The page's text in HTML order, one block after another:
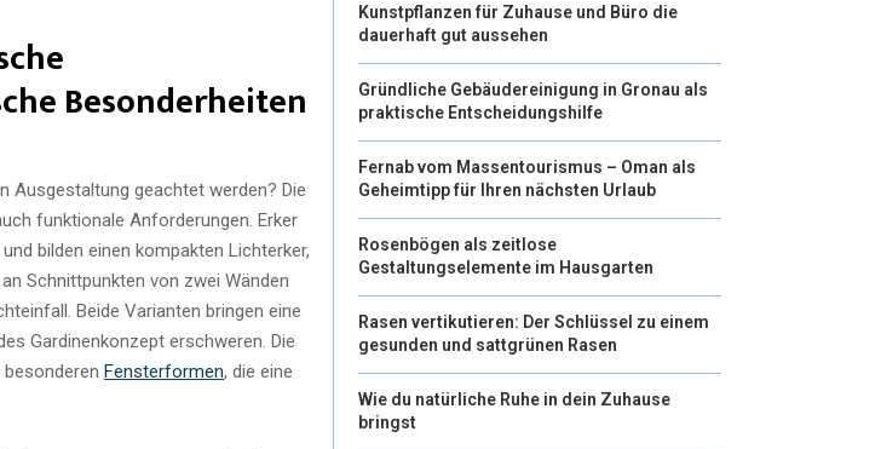
Besonderheiten
Ausgestaltung geachtet werden? Die
funktionale Anforderungen. Erker
bilden einen kompakten Lichterker,
Schnittpunkten von zwei Wänden
Beide Varianten bringen eine
Gardinenkonzept erschweren. Die
Fensterformen, die eine
Kunstpflanzen für Zuhause und Büro die
dauerhaft gut aussehen
Gründliche Gebäudereinigung in Gronau als
praktische Entscheidungshilfe
Fernab vom Massentourismus – Oman als
Geheimtipp für Ihren nächsten Urlaub
Rosenbögen als zeitlose
Gestaltungselemente im Hausgarten
Rasen vertikutieren: Der Schlüssel zu einem
gesunden und sattgrünen Rasen
Wie du natürliche Ruhe in dein Zuhause
bringst